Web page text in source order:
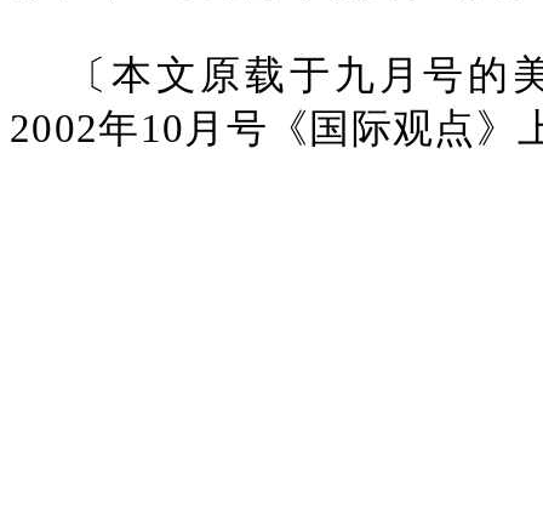
〔本文原载于九月号的
2002年10月号《国际观点》